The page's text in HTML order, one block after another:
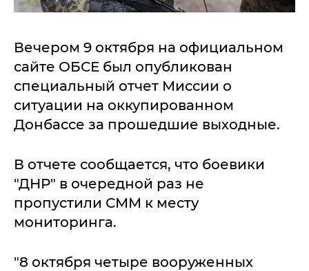
Вечером 9 октября на официальном
сайте ОБСЕ был опубликован
специальный отчет Миссии о
ситуации на оккупированном
Донбассе за прошедшие выходные.
В отчете сообщается, что боевики
"ДНР" в очередной раз не
пропустили СММ к месту
мониторинга.
"8 октября четыре вооруженных